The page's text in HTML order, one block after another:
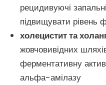
рецидивуючі
підвищувати рівень
холецистит та
жовчовивідних
ферментативну
альфа-амілазу